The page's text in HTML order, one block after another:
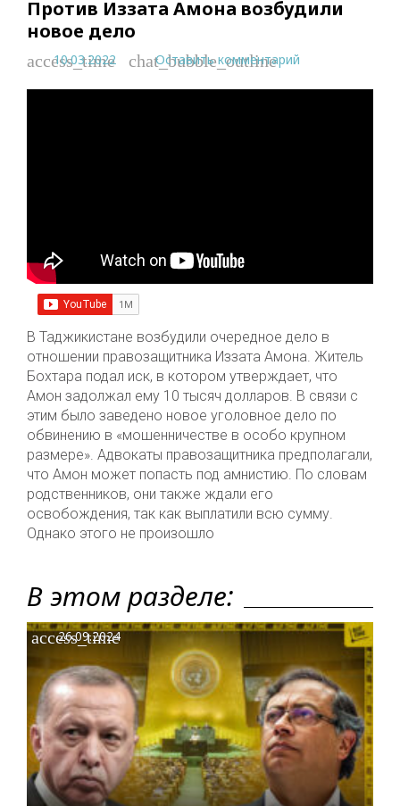
Против Иззата Амона возбудили
новое дело
access_time
10.03.2022 chat_bubble_outline
Оставить комментарий
В Таджикистане возбудили очередное дело в
отношении правозащитника Иззата Амона. Житель
Бохтара подал иск, в котором утверждает, что
Амон задолжал ему 10 тысяч долларов. В связи с
этим было заведено новое уголовное дело по
обвинению в «мошенничестве в особо крупном
размере». Адвокаты правозащитника предполагали,
что Амон может попасть под амнистию. По словам
родственников, они также ждали его
освобождения, так как выплатили всю сумму.
Однако этого не произошло
В этом разделе:
access_time
26.09.2024